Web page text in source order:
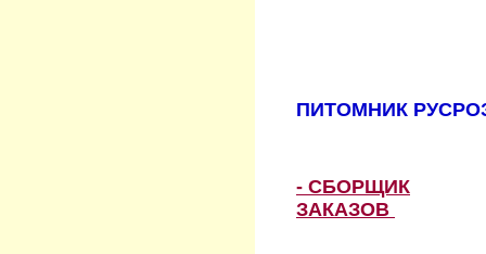
ПИТОМНИК
- СБОРЩИК
ЗАКАЗОВ